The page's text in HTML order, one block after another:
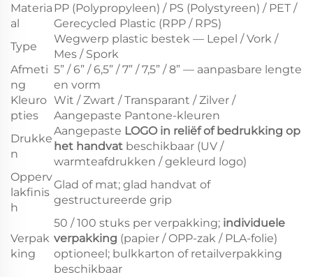
Materia
al
PP (Polypropyleen) / PS (Polystyreen) / PET /
Gerecycled Plastic (RPP / RPS)
Type
Wegwerp plastic bestek — Lepel / Vork /
Mes / Spork
Afmeti
ng
5” / 6” / 6,5” / 7” / 7,5” / 8” — aanpasbare lengte
en vorm
Kleuro
pties
Wit / Zwart / Transparant / Zilver /
Aangepaste Pantone-kleuren
Drukke
n
Aangepaste LOGO in reliëf of bedrukking op
het handvat beschikbaar (UV /
warmteafdrukken / gekleurd logo)
Opperv
lakfinis
h
Glad of mat; glad handvat of
gestructureerde grip
Verpak
king
50 / 100 stuks per verpakking; individuele
verpakking (papier / OPP-zak / PLA-folie)
optioneel; bulkkarton of retailverpakking
beschikbaar